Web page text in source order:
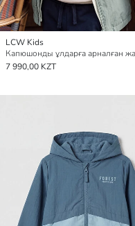
LCW Kids
7 990,00 KZT